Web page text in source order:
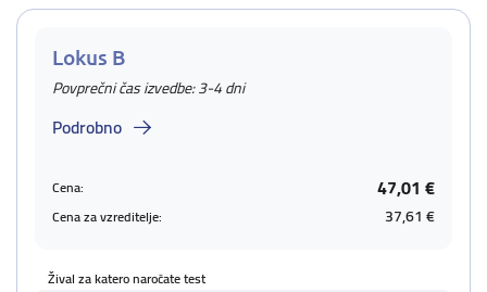
Lokus B
Povprečni čas izvedbe: 3-4 dni
Podrobno
Cena: 47,01 €
Cena za vzreditelje: 37,61 €
Žival za katero naročate test